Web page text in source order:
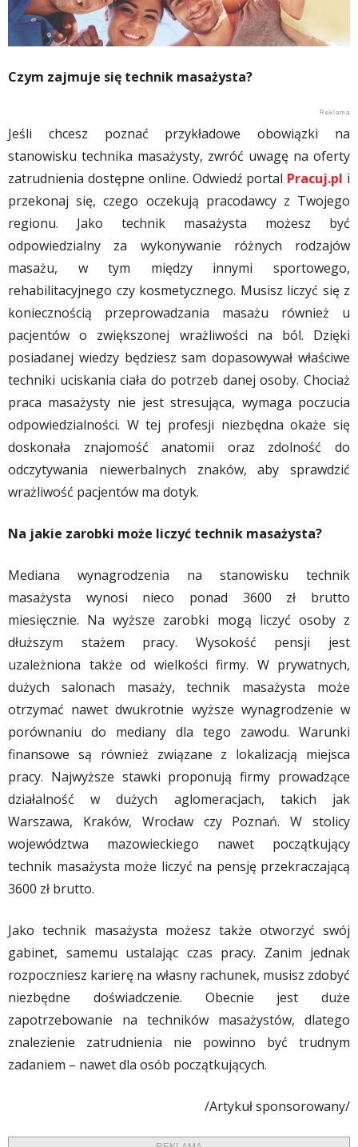
Czym zajmuje się technik masażysta?
Jeśli chcesz poznać przykładowe obowiązki na
stanowisku technika masażysty, zwróć uwagę na oferty
zatrudnienia dostępne online. Odwiedź portal Pracuj.pl i
przekonaj się, czego oczekują pracodawcy z Twojego
regionu. Jako technik masażysta możesz być
odpowiedzialny za wykonywanie różnych rodzajów
masażu, w tym między innymi sportowego,
rehabilitacyjnego czy kosmetycznego. Musisz liczyć się z
koniecznością przeprowadzania masażu również u
pacjentów o zwiększonej wrażliwości na ból. Dzięki
posiadanej wiedzy będziesz sam dopasowywał właściwe
techniki uciskania ciała do potrzeb danej osoby. Chociaż
praca masażysty nie jest stresująca, wymaga poczucia
odpowiedzialności. W tej profesji niezbędna okaże się
doskonała znajomość anatomii oraz zdolność do
odczytywania niewerbalnych znaków, aby sprawdzić
wrażliwość pacjentów ma dotyk.
Na jakie zarobki może liczyć technik masażysta?
Mediana wynagrodzenia na stanowisku technik
masażysta wynosi nieco ponad 3600 zł brutto
miesięcznie. Na wyższe zarobki mogą liczyć osoby z
dłuższym stażem pracy. Wysokość pensji jest
uzależniona także od wielkości firmy. W prywatnych,
dużych salonach masaży, technik masażysta może
otrzymać nawet dwukrotnie wyższe wynagrodzenie w
porównaniu do mediany dla tego zawodu. Warunki
finansowe są również związane z lokalizacją miejsca
pracy. Najwyższe stawki proponują firmy prowadzące
działalność w dużych aglomeracjach, takich jak
Warszawa, Kraków, Wrocław czy Poznań. W stolicy
województwa mazowieckiego nawet początkujący
technik masażysta może liczyć na pensję przekraczającą
3600 zł brutto.
Jako technik masażysta możesz także otworzyć swój
gabinet, samemu ustalając czas pracy. Zanim jednak
rozpoczniesz karierę na własny rachunek, musisz zdobyć
niezbędne doświadczenie. Obecnie jest duże
zapotrzebowanie na techników masażystów, dlatego
znalezienie zatrudnienia nie powinno być trudnym
zadaniem – nawet dla osób początkujących.
/Artykuł sponsorowany/